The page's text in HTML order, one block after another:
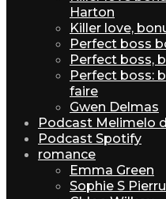
Harton
Killer love,
Perfect boss
Perfect boss,
Perfect boss:
faire
Gwen Delmas
Podcast Melimelo
Podcast Spotify
romance
Emma Green
Sophie S